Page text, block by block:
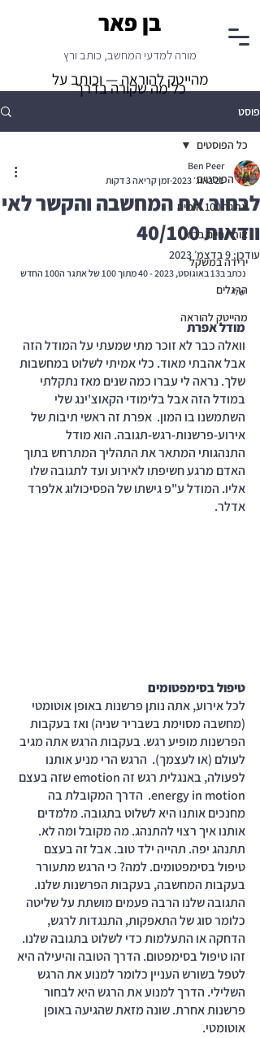
בן פאר
מורה למדעי המחשב, כותב ורץ
מהייטק להוראה — וכותב על
כל מה שקורה בדרך
פוסט
כל הפוסטים
אתגר 100 הימים
אורח חיים בריא
ירידה במשקל
הרגלים
מהייטק להוראה
כל הפוסטים
לבחור את המחשבה והקשר לאי
וודאות 40/100
Ben Peer
21 באוג׳ 2023
זמן קריאה 3 דקות
עודכן: 9 בדצמ׳ 2023
נכתב ב13 באוגוסט, 2023 - 40 מתוך 100 של אתגר ה100 החדש
שלי
מודל אפרת
וואלה כבר לא זוכר מתי שמעתי על המודל הזה
אבל אהבתי מאוד. כלי אמיתי לשלוט במחשבות
שלך. נראה לי עברו כמה שנים מאז נתקלתי
במודל הזה אבל בלימודי הקאוצ'ינג שלי
השתמשנו בו המון.  אפרת זה ראשי תיבות של
אירוע-פרשנות-רגש-תגובה. הוא מודל
התנהגותי המתאר את התהליך המתרחש בתוך
האדם מרגע חשיפתו לאירוע ועד לתגובה שלו
אליו. המודל ע"פ גישתו של הפסיכולוג אלפרד
אדלר.
טיפול בסימפטומים
לכל אירוע, אתה נותן פרשנות באופן אוטומטי
(מחשבה מסוימת בשבריר שניה) ואז בעקבות
הפרשנות מופיע רגש. בעקבות הרגש אתה מגיב
לעולם (או לעצמך).  הרגש הרי מניע אותנו
לפעולה, באנגלית רגש זה emotion שזה בעצם
energy in motion.  הדרך המקובלת בה
מחנכים אותנו היא לשלוט בתגובה. מלמדים
אותנו איך רצוי להתנהג. מה מקובל ומה לא.
תתנהג יפה. תהייה ילד טוב. אבל זה בעצם
טיפול בסימפטומים. למה? כי הרגש מתעורר
בעקבות המחשבה, בעקבות הפרשנות שלנו.
התגובה שלנו הרבה פעמים מושתת על שליטה
כלומר סוג של התאפקות, התנגדות לרגש,
הדחקה או התעלמות כדי לשלוט בתגובה שלנו.
זהו טיפול בסימפטום. הדרך הטובה והיעילה היא
לטפל בשורש העניין כלומר למנוע את הרגש
השלילי. הדרך למנוע את הרגש היא לבחור
פרשנות אחרת. שונה מזאת שהגיעה באופן
אוטומטי.